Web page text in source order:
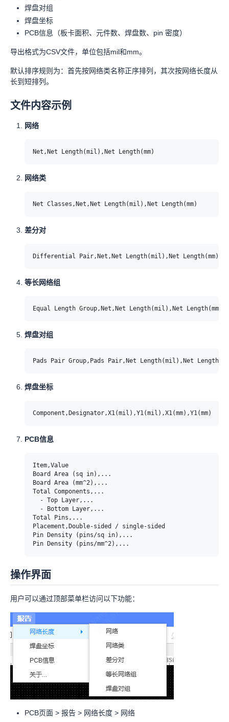
焊盘对组
焊盘坐标
PCB信息（板卡面积、元件数、焊盘数、pin 密度）
导出格式为CSV文件，单位包括mil和mm。
默认排序规则为：首先按网络类名称正序排列，其次按网络长度从
长到短排列。
文件内容示例
网络
网络类
差分对
等长网络组
焊盘对组
焊盘坐标
PCB信息
Item,Value
Board Area (sq in),...
Board Area (mm^2),...
Total Components,...
  - Top Layer,...
  - Bottom Layer,...
Total Pins,...
Placement,Double-sided / single-sided
Pin Density (pins/sq in),...
操作界面
用户可以通过顶部菜单栏访问以下功能：
PCB页面 > 报告 > 网络长度 > 网络